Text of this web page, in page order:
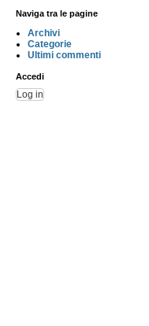
Naviga tra le pagine
Archivi
Categorie
Ultimi commenti
Accedi
Log in